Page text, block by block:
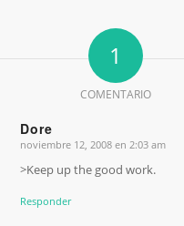
1
COMENTARIO
Dore
Dice:
noviembre 12, 2008 en 2:03 am
>Keep up the good work.
Responder